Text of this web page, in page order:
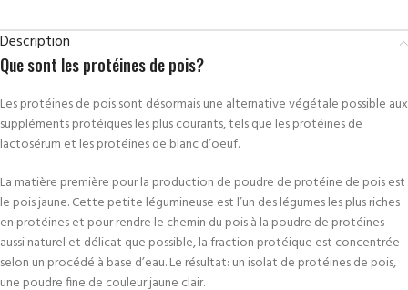
Description
Que sont les protéines de pois?
Les protéines de pois sont désormais une alternative végétale possible aux
suppléments protéiques les plus courants, tels que les protéines de
lactosérum et les protéines de blanc d’oeuf.
La matière première pour la production de poudre de protéine de pois est
le pois jaune. Cette petite légumineuse est l’un des légumes les plus riches
en protéines et pour rendre le chemin du pois à la poudre de protéines
aussi naturel et délicat que possible, la fraction protéique est concentrée
selon un procédé à base d’eau. Le résultat: un isolat de protéines de pois,
une poudre fine de couleur jaune clair.